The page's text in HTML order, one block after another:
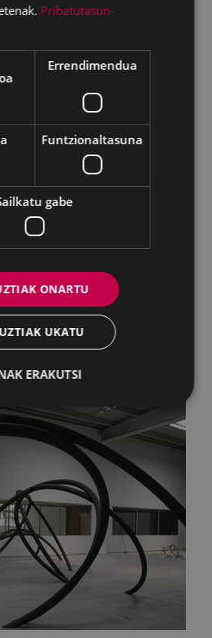
jarriko dena.
Pribatutasun-
Errendimendua
Funtzionaltasuna
gabe
ONARTU
UKATU
ERAKUTSI